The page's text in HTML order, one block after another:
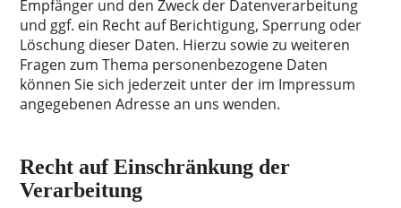
Empfänger und den Zweck der Datenverarbeitung
und ggf. ein Recht auf Berichtigung, Sperrung oder
Löschung dieser Daten. Hierzu sowie zu weiteren
Fragen zum Thema personenbezogene Daten
können Sie sich jederzeit unter der im Impressum
angegebenen Adresse an uns wenden.
Recht auf Einschränkung der
Verarbeitung